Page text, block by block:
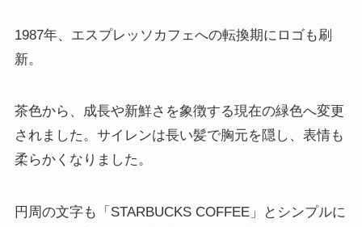
1987年、エスプレッソカフェへの転換期にロゴも刷
新。
茶色から、成長や新鮮さを象徴する現在の緑色へ変更
されました。サイレンは長い髪で胸元を隠し、表情も
柔らかくなりました。
円周の文字も「STARBUCKS COFFEE」とシンプルに